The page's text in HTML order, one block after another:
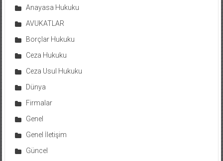
Anayasa Hukuku
AVUKATLAR
Borçlar Hukuku
Ceza Hukuku
Ceza Usul Hukuku
Dünya
Firmalar
Genel
Genel İletişim
Güncel